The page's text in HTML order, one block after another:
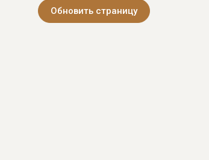
Обновить страницу